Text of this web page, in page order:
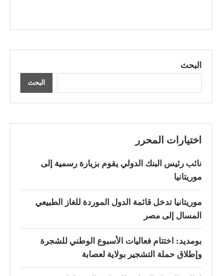
البحث
البحث
اختيارات المحرر
نائب رئيس البنك الدولي يقوم بزيارة رسمية إلى
موريتانيا
موريتانيا تدخل قائمة الدول الموردة للغاز الطبيعي
المسال إلى مصر
بومديد: اختتام فعاليات الأسبوع الوطني للشجرة
وإطلاق حملة التشجير بولاية لعصابة